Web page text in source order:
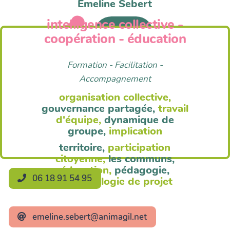
Anim'Agil
Emeline Sebert
intelligence collective -
coopération - éducation
Formation - Facilitation -
Accompagnement
organisation collective,
gouvernance partagée, travail
d'équipe, dynamique de
groupe, implication
territoire, participation
citoyenne, les communs,
éducation, pédagogie,
méthodologie de projet
06 18 91 54 95
emeline.sebert@animagil.net